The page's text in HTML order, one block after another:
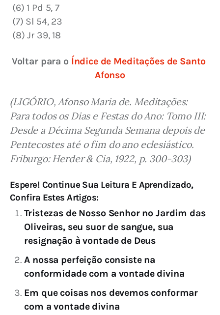
(6) 1 Pd 5, 7
(7) Sl 54, 23
(8) Jr 39, 18
Voltar para o Índice de Meditações de Santo
Afonso
(LIGÓRIO, Afonso Maria de. Meditações:
Para todos os Dias e Festas do Ano: Tomo III:
Desde a Décima Segunda Semana depois de
Pentecostes até o fim do ano eclesiástico.
Friburgo: Herder & Cia, 1922, p. 300-303)
Espere! Continue Sua Leitura E Aprendizado,
Confira Estes Artigos:
Tristezas de Nosso Senhor no Jardim das
Oliveiras, seu suor de sangue, sua
resignação à vontade de Deus
A nossa perfeição consiste na
conformidade com a vontade divina
Em que coisas nos devemos conformar
com a vontade divina